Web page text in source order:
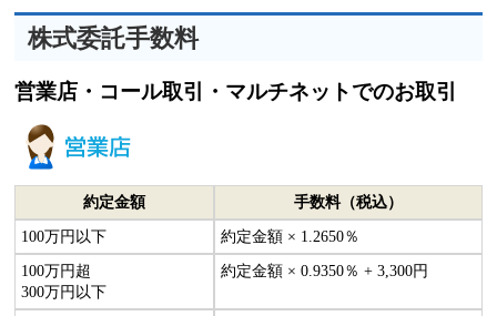
株式委託手数料
営業店・コール取引・マルチネットでのお取引
約定金額
手数料（税込）
100万円以下
約定金額 × 1.2650％
100万円超
300万円以下
約定金額 × 0.9350％ + 3,300円